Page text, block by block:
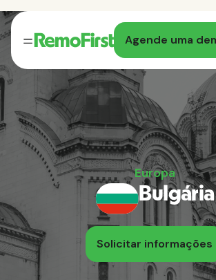
Agende uma
Europa
Bulgária
Solicitar informações